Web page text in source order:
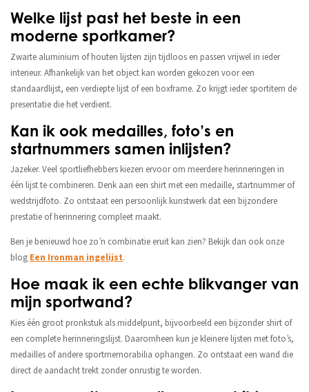
Welke lijst past het beste in een
moderne sportkamer?
Zwarte aluminium of houten lijsten zijn tijdloos en passen vrijwel in ieder
interieur. Afhankelijk van het object kan worden gekozen voor een
standaardlijst, een verdiepte lijst of een boxframe. Zo krijgt ieder sportitem de
presentatie die het verdient.
Kan ik ook medailles, foto’s en
startnummers samen inlijsten?
Jazeker. Veel sportliefhebbers kiezen ervoor om meerdere herinneringen in
één lijst te combineren. Denk aan een shirt met een medaille, startnummer of
wedstrijdfoto. Zo ontstaat een persoonlijk kunstwerk dat een bijzondere
prestatie of herinnering compleet maakt.
Ben je benieuwd hoe zo’n combinatie eruit kan zien? Bekijk dan ook onze
blog Een Ironman ingelijst.
Hoe maak ik een echte blikvanger van
mijn sportwand?
Kies één groot pronkstuk als middelpunt, bijvoorbeeld een bijzonder shirt of
een complete herinneringslijst. Daaromheen kun je kleinere lijsten met foto’s,
medailles of andere sportmemorabilia ophangen. Zo ontstaat een wand die
direct de aandacht trekt zonder onrustig te worden.